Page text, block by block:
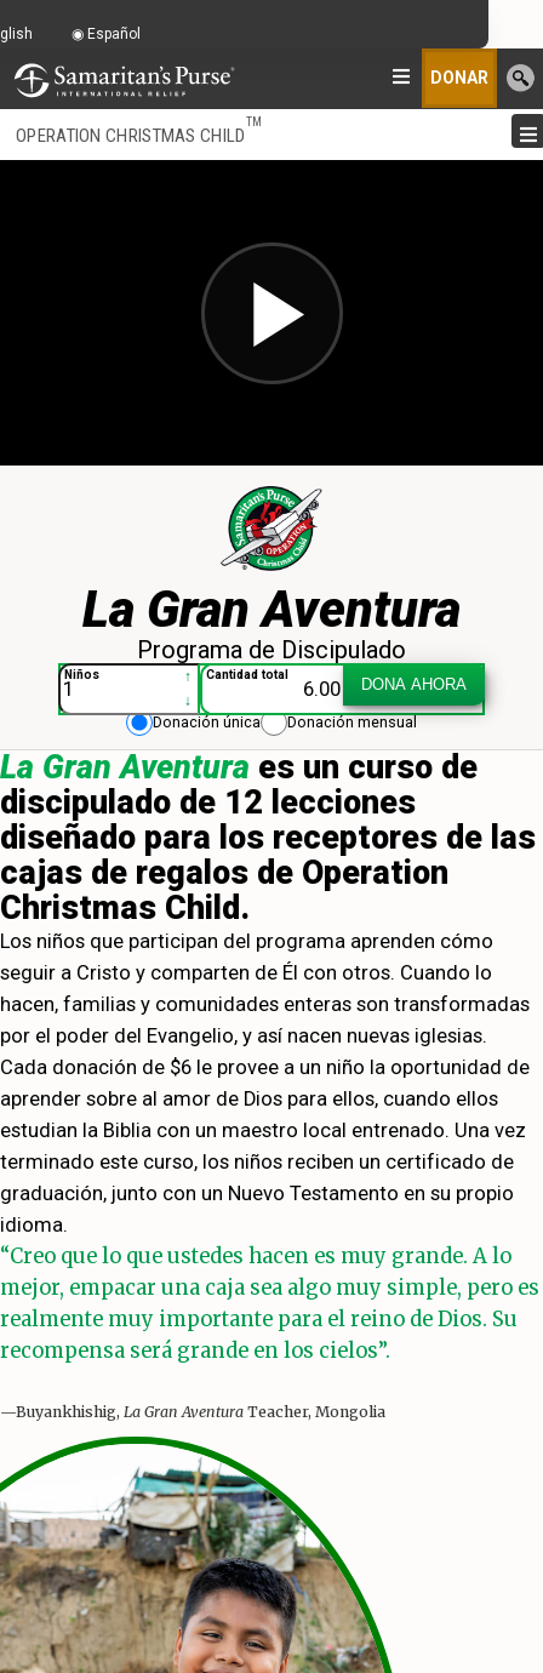
DONAR
OPERATION CHRISTMAS CHILD
TM
La Gran Aventura
Programa de Discipulado
Niños
↑
↓
Cantidad total
DONA AHORA
Donación única Donación mensual
La Gran Aventura es un curso de
discipulado de 12 lecciones
diseñado para los receptores de las
cajas de regalos de Operation
Christmas Child.
Los niños que participan del programa aprenden cómo
seguir a Cristo y comparten de Él con otros. Cuando lo
hacen, familias y comunidades enteras son transformadas
por el poder del Evangelio, y así nacen nuevas iglesias.
Cada donación de $6 le provee a un niño la oportunidad de
aprender sobre al amor de Dios para ellos, cuando ellos
estudian la Biblia con un maestro local entrenado. Una vez
terminado este curso, los niños reciben un certificado de
graduación, junto con un Nuevo Testamento en su propio
idioma.
“Creo que lo que ustedes hacen es muy grande. A lo
mejor, empacar una caja sea algo muy simple, pero es
realmente muy importante para el reino de Dios. Su
recompensa será grande en los cielos”.
—Buyankhishig, La Gran Aventura Teacher, Mongolia
Español